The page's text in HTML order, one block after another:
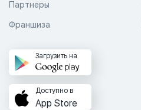
Партнеры
Франшиза
Загрузить на
Доступно в
App Store